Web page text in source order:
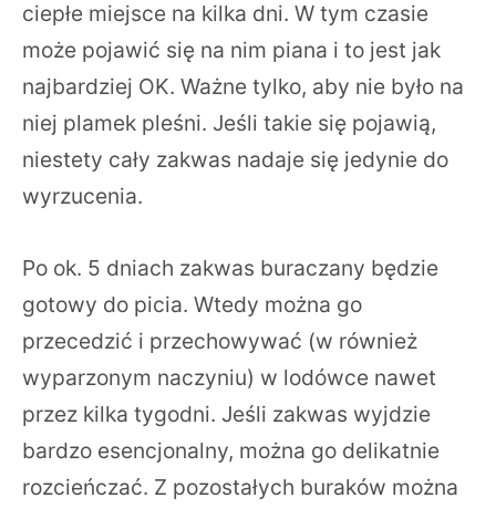
ciepłe miejsce na kilka dni. W tym czasie
może pojawić się na nim piana i to jest jak
najbardziej OK. Ważne tylko, aby nie było na
niej plamek pleśni. Jeśli takie się pojawią,
niestety cały zakwas nadaje się jedynie do
wyrzucenia.
Po ok. 5 dniach zakwas buraczany będzie
gotowy do picia. Wtedy można go
przecedzić i przechowywać (w również
wyparzonym naczyniu) w lodówce nawet
przez kilka tygodni. Jeśli zakwas wyjdzie
bardzo esencjonalny, można go delikatnie
rozcieńczać. Z pozostałych buraków można